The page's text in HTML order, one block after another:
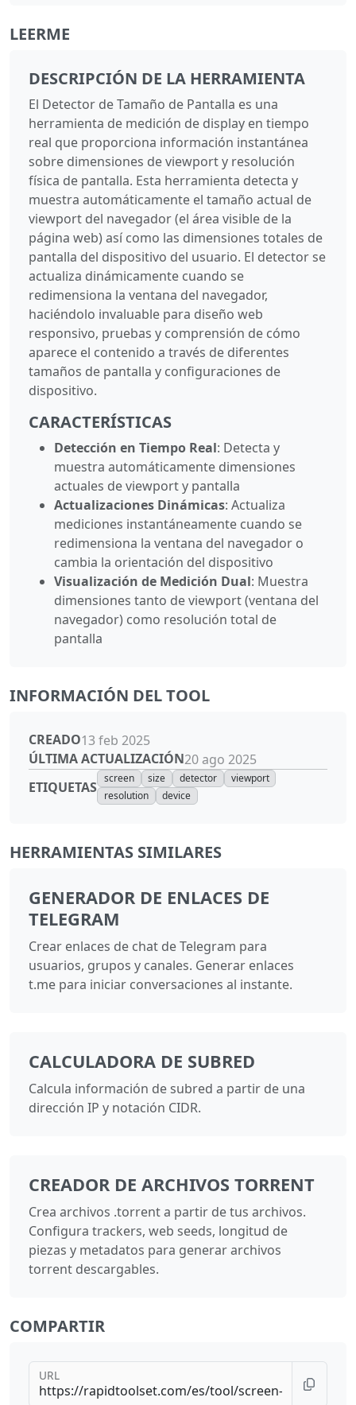
LEERME
DESCRIPCIÓN DE LA HERRAMIENTA
El Detector de Tamaño de Pantalla es una
herramienta de medición de display en tiempo
real que proporciona información instantánea
sobre dimensiones de viewport y resolución
física de pantalla. Esta herramienta detecta y
muestra automáticamente el tamaño actual de
viewport del navegador (el área visible de la
página web) así como las dimensiones totales de
pantalla del dispositivo del usuario. El detector se
actualiza dinámicamente cuando se
redimensiona la ventana del navegador,
haciéndolo invaluable para diseño web
responsivo, pruebas y comprensión de cómo
aparece el contenido a través de diferentes
tamaños de pantalla y configuraciones de
dispositivo.
CARACTERÍSTICAS
Detección en Tiempo Real: Detecta y
muestra automáticamente dimensiones
actuales de viewport y pantalla
Actualizaciones Dinámicas: Actualiza
mediciones instantáneamente cuando se
redimensiona la ventana del navegador o
cambia la orientación del dispositivo
Visualización de Medición Dual: Muestra
dimensiones tanto de viewport (ventana del
navegador) como resolución total de
pantalla
INFORMACIÓN DEL TOOL
CREADO13 feb 2025
ÚLTIMA ACTUALIZACIÓN20 ago 2025
ETIQUETAS
screen size detector
viewport
resolution
device
HERRAMIENTAS SIMILARES
GENERADOR DE ENLACES DE
TELEGRAM
Crear enlaces de chat de Telegram para
usuarios, grupos y canales. Generar enlaces
t.me para iniciar conversaciones al instante.
CALCULADORA DE SUBRED
Calcula información de subred a partir de una
dirección IP y notación CIDR.
CREADOR DE ARCHIVOS TORRENT
Crea archivos .torrent a partir de tus archivos.
Configura trackers, web seeds, longitud de
piezas y metadatos para generar archivos
torrent descargables.
COMPARTIR
URL